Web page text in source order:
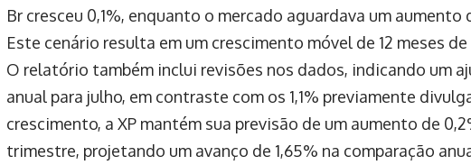
Br cresceu 0,1%, enquanto o mercado aguardava um aumento
Este cenário resulta em um crescimento móvel de 12 meses de
O relatório também inclui revisões nos dados, indicando um
anual para julho, em contraste com os 1,1% previamente
crescimento, a XP mantém sua previsão de um aumento de
trimestre, projetando um avanço de 1,65% na comparação